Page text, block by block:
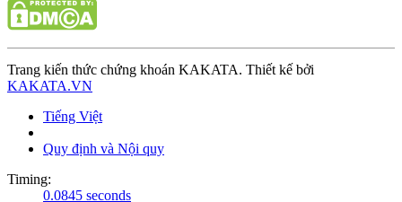
Trang kiến thức chứng khoán KAKATA. Thiết kế bởi
KAKATA.VN
Tiếng Việt
Quy định và Nội quy
Timing:
0.0845 seconds